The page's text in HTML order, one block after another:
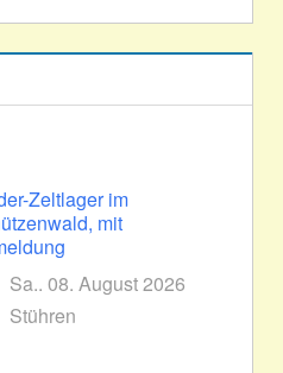
Zeltlager im
mit
Sa.. 08. August 2026
Stühren